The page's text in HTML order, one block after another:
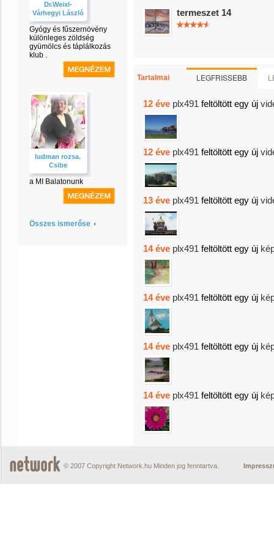
Dr.Weixl-
Várhegyi László
Gyógy és fűszernövény
különleges zöldség
gyümölcs és táplálkozás
klub .
ludman rozsa.
Csibe
a MI Balatonunk
Összes ismerőse
termeszet 14
Tartalmai LEGFRISSEBB
12 éve plx491 feltöltött egy új
12 éve plx491 feltöltött egy új
13 éve plx491 feltöltött egy új
14 éve plx491 feltöltött egy új
14 éve plx491 feltöltött egy új
14 éve plx491 feltöltött egy új
14 éve plx491 feltöltött egy új
© 2007 Copyright Network.hu Minden jog fenntartva.